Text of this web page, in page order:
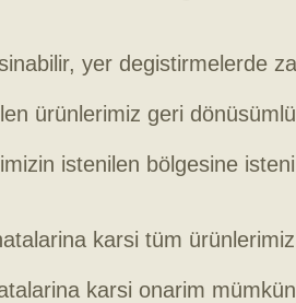
yer degistirmelerde
ürünlerimiz geri
istenilen bölgesine
karsi tüm
karsi onarim